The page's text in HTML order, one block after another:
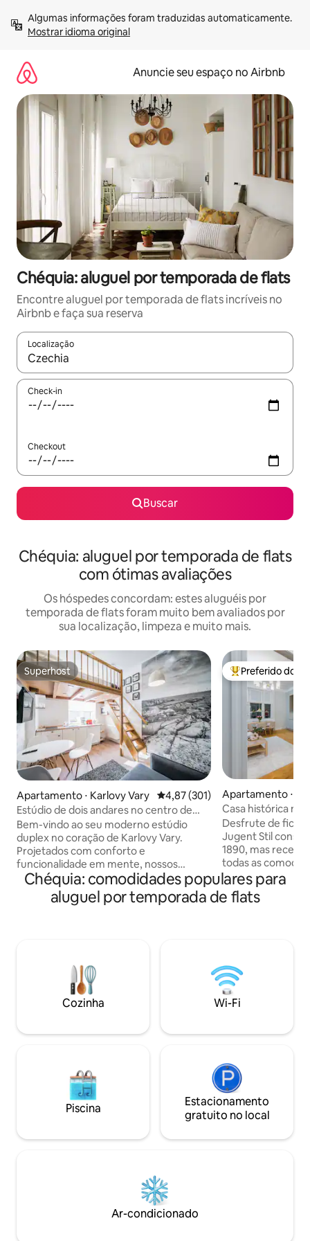
para
Mostrar idioma original
Anuncie seu espaço no Airbnb
Chéquia: aluguel por temporada de flats
Encontre aluguel por temporada de flats incríveis no
Airbnb e faça sua reserva
Localização
Quando os resultados estiverem disponíveis, explore-os
Check-in
Checkout
Buscar
Chéquia: aluguel por temporada de flats
com ótimas avaliações
Os hóspedes concordam: estes aluguéis por
temporada de flats foram muito bem avaliados por
sua localização, limpeza e muito mais.
Superhost
Superhost
Apartamento ⋅ Karlovy Vary 4,87 de uma avaliação média de
4,87 (301)
Estúdio de dois andares no centro de
Karlovy Vary
Bem-vindo ao seu moderno estúdio
duplex no coração de Karlovy Vary.
Projetados com conforto e
funcionalidade em mente, nossos
apartamentos duplex oferecem um
layout elegante de dois andares que cria
um ambiente espaçoso, mas acolhedor
Wi-Fi de alta velocidade, Smart TV com
Netflix, Apple TV e detalhes de interior
cuidadosamente selecionados para
ajudar você a se sentir em casa desde o
estão localizados no centro de Karlovy
restaurantes e atrações locais, mas
ainda assim oferecem um espaço calmo
e relaxante para descansar depois de
explorar a cidade. Para sua comodidade,
fácil e sem contato, dando a você total
disponível online e fica feliz em ajudar
com recomendações, dúvidas ou
qualquer coisa que você possa precisar
Entre os
Preferido dos
Apartamento ⋅
Casa histórica
Cidade Antiga
Desfrute de ficar
Jugent Stil
1890, mas
todas as
poderia desejar,
condicionado
quartos.
parte, banheiro
vaso sanitário separado. O
para chamar de
Praga, seja para
mais longas.
Chéquia: comodidades populares para
aluguel por temporada de flats
Cozinha Wi-Fi
Piscina
Estacionamento
gratuito no local
Ar-condicionado